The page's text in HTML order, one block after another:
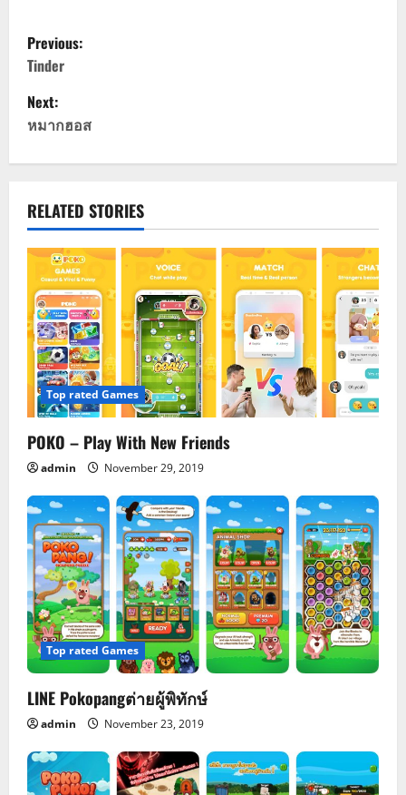
P
o
s
a
v
i
g
a
t
i
o
n
Previous:
Tinder
Next:
หมากฮอส
RELATED STORIES
Top rated Games
POKO – Play With New Friends
admin November 29, 2019
Top rated Games
LINE Pokopangต่ายผู้พิทักษ์
admin November 23, 2019